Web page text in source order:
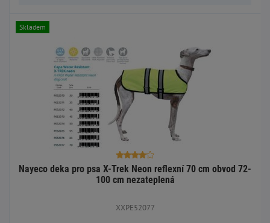
Nayeco deka pro psa X-Trek Neon reflexní 70 cm obvod 72-
100 cm nezateplená
XXPE52077
Skladem